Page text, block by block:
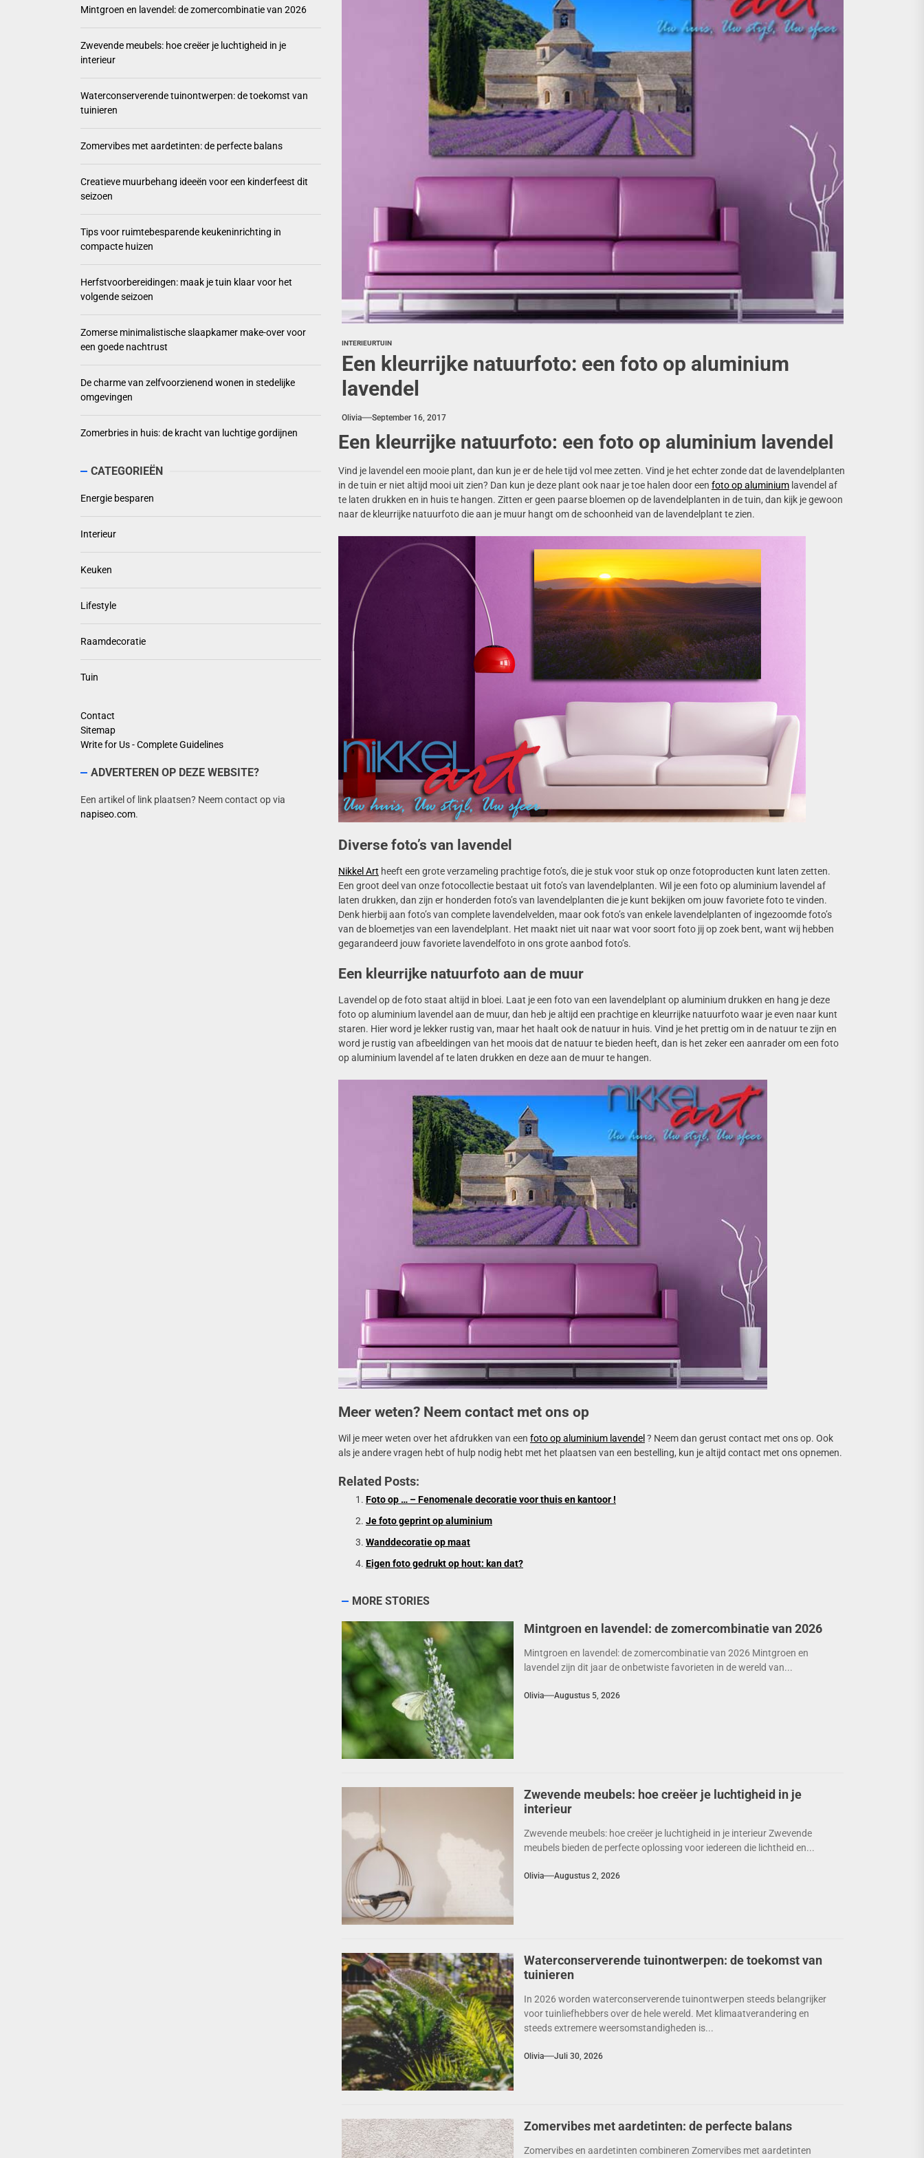
Zwevende meubels: hoe creëer je luchtigheid in je interieur
Waterconserverende tuinontwerpen: de toekomst van tuinieren
Zomervibes met aardetinten: de perfecte balans
Creatieve muurbehang ideeën voor een kinderfeest dit seizoen
INTERIEURTUIN
Een kleurrijke natuurfoto: een foto op aluminium
lavendel
Olivia September 16, 2017
Een kleurrijke natuurfoto: een foto op aluminium lavendel
Vind je lavendel een mooie plant, dan kun je er de hele tijd vol mee zetten. Vind je het echter zonde dat de lavendelplanten
in de tuin er niet altijd mooi uit zien? Dan kun je deze plant ook naar je toe halen door een foto op aluminiumlavendel af
te laten drukken en in huis te hangen. Zitten er geen paarse bloemen op de lavendelplanten in de tuin, dan kijk je gewoon
naar de kleurrijke natuurfoto die aan je muur hangt om de schoonheid van de lavendelplant te zien.
Diverse foto’s van lavendel
Nikkel Art heeft een grote verzameling prachtige foto’s, die je stuk voor stuk op onze fotoproducten kunt laten zetten.
Een groot deel van onze fotocollectie bestaat uit foto’s van lavendelplanten. Wil je een foto op aluminium lavendel af
laten drukken, dan zijn er honderden foto’s van lavendelplanten die je kunt bekijken om jouw favoriete foto te vinden.
Denk hierbij aan foto’s van complete lavendelvelden, maar ook foto’s van enkele lavendelplanten of ingezoomde foto’s
van de bloemetjes van een lavendelplant. Het maakt niet uit naar wat voor soort foto jij op zoek bent, want wij hebben
gegarandeerd jouw favoriete lavendelfoto in ons grote aanbod foto’s.
Een kleurrijke natuurfoto aan de muur
Lavendel op de foto staat altijd in bloei. Laat je een foto van een lavendelplant op aluminium drukken en hang je deze
foto op aluminium lavendel aan de muur, dan heb je altijd een prachtige en kleurrijke natuurfoto waar je even naar kunt
staren. Hier word je lekker rustig van, maar het haalt ook de natuur in huis. Vind je het prettig om in de natuur te zijn en
word je rustig van afbeeldingen van het moois dat de natuur te bieden heeft, dan is het zeker een aanrader om een foto
op aluminium lavendel af te laten drukken en deze aan de muur te hangen.
Meer weten? Neem contact met ons op
Wil je meer weten over het afdrukken van een foto op aluminium lavendel ? Neem dan gerust contact met ons op. Ook
als je andere vragen hebt of hulp nodig hebt met het plaatsen van een bestelling, kun je altijd contact met ons opnemen.
Related Posts:
Foto op … – Fenomenale decoratie voor thuis en kantoor !
Je foto geprint op aluminium
Wanddecoratie op maat
Eigen foto gedrukt op hout: kan dat?
MORE STORIES
Mintgroen en lavendel: de zomercombinatie van 2026
Mintgroen en lavendel: de zomercombinatie van 2026 Mintgroen en
lavendel zijn dit jaar de onbetwiste favorieten in de wereld van...
Olivia Augustus 5, 2026
Zwevende meubels: hoe creëer je luchtigheid in je
interieur
Zwevende meubels: hoe creëer je luchtigheid in je interieur Zwevende
meubels bieden de perfecte oplossing voor iedereen die lichtheid en...
Olivia Augustus 2, 2026
Waterconserverende tuinontwerpen: de toekomst van
tuinieren
In 2026 worden waterconserverende tuinontwerpen steeds belangrijker
voor tuinliefhebbers over de hele wereld. Met klimaatverandering en
steeds extremere weersomstandigheden is...
Olivia Juli 30, 2026
Zomervibes met aardetinten: de perfecte balans
Zomervibes en aardetinten combineren Zomervibes met aardetinten
Mintgroen en lavendel: de zomercombinatie van 2026
Zwevende meubels: hoe creëer je luchtigheid in je
interieur
Waterconserverende tuinontwerpen: de toekomst van
tuinieren
Zomervibes met aardetinten: de perfecte balans
Creatieve muurbehang ideeën voor een kinderfeest dit
seizoen
Tips voor ruimtebesparende keukeninrichting in
compacte huizen
Herfstvoorbereidingen: maak je tuin klaar voor het
volgende seizoen
Zomerse minimalistische slaapkamer make-over voor
een goede nachtrust
De charme van zelfvoorzienend wonen in stedelijke
omgevingen
Zomerbries in huis: de kracht van luchtige gordijnen
CATEGORIEËN
Energie besparen
Interieur
Keuken
Lifestyle
Raamdecoratie
Tuin
Contact
Sitemap
Write for Us - Complete Guidelines
ADVERTEREN OP DEZE WEBSITE?
Een artikel of link plaatsen? Neem contact op via
napiseo.com.